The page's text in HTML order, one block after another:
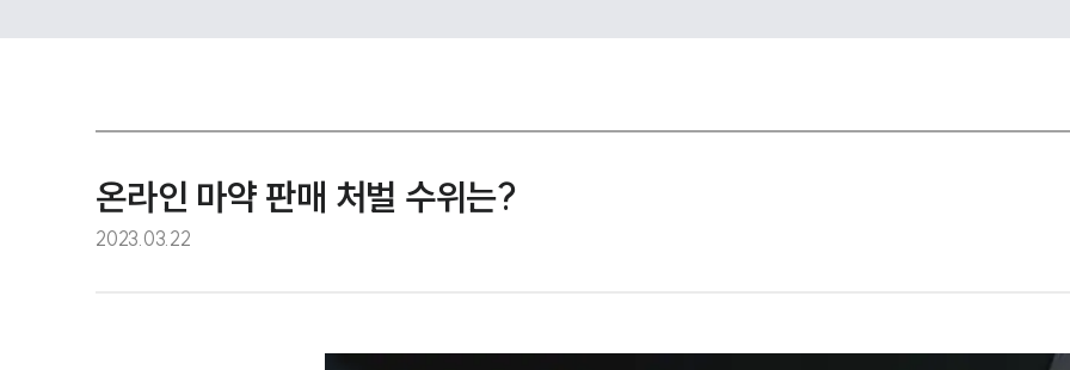
온라인 마약 판매 처벌 수위는?
2023.03.22